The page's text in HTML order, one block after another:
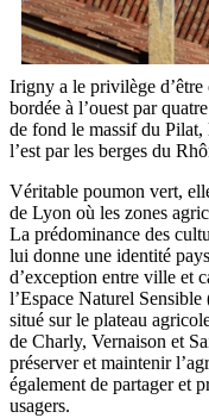
Irigny a le privilège d’être
bordée à l’ouest par
de fond le massif du Pilat,
l’est par les berges du
Véritable poumon vert,
de Lyon où les zones
La prédominance des
lui donne une identité
d’exception entre ville et
l’Espace Naturel
situé sur le plateau
de Charly, Vernaison et
préserver et maintenir
également de partager et
usagers.